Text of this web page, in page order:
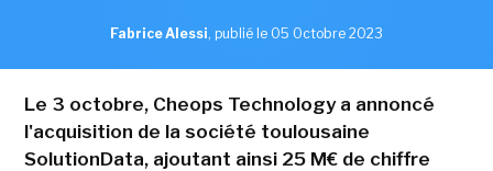
Fabrice Alessi, publié le 05 Octobre 2023
Le 3 octobre, Cheops Technology a annoncé
l'acquisition de la société toulousaine
SolutionData, ajoutant ainsi 25 M€ de chiffre